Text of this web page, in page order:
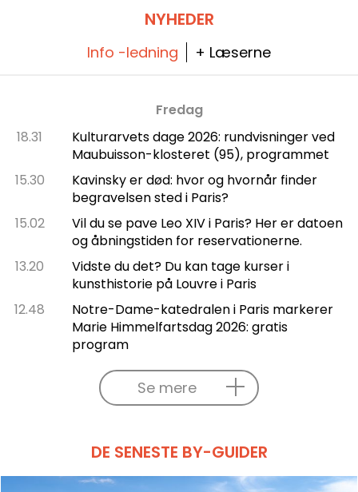
NYHEDER
Info -ledning + Læserne
Fredag
18.31
Kulturarvets dage 2026: rundvisninger ved
Maubuisson-klosteret (95), programmet
15.30
Kavinsky er død: hvor og hvornår finder
begravelsen sted i Paris?
15.02
Vil du se pave Leo XIV i Paris? Her er datoen
og åbningstiden for reservationerne.
13.20
Vidste du det? Du kan tage kurser i
kunsthistorie på Louvre i Paris
12.48
Notre-Dame-katedralen i Paris markerer
Marie Himmelfartsdag 2026: gratis
program
Se mere
DE SENESTE BY-GUIDER